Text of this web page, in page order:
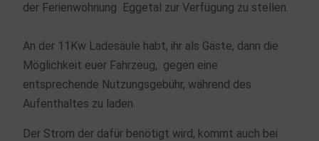
der Ferienwohnung Eggetal zur Verfügung zu stellen.
An der 11Kw Ladesäule habt, ihr als Gäste, dann die
Möglichkeit euer Fahrzeug, gegen eine
entsprechende Nutzungsgebühr, während des
Aufenthaltes zu laden.
Der Strom der dafür benötigt wird, kommt auch bei